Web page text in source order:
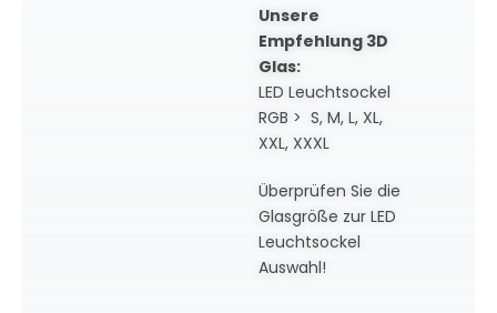
Unsere
Empfehlung 3D
Glas:
LED Leuchtsockel
RGB > S, M, L, XL,
XXL, XXXL
Überprüfen Sie die
Glasgröße zur LED
Leuchtsockel
Auswahl!